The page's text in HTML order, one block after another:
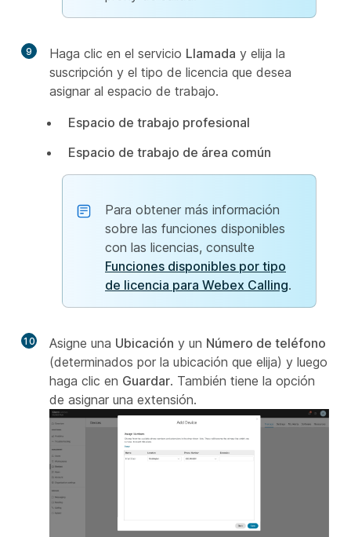
9 Haga clic en el servicio Llamada y elija la
suscripción y el tipo de licencia que desea
asignar al espacio de trabajo.
Espacio de trabajo profesional
Espacio de trabajo de área común
Para obtener más información
sobre las funciones disponibles
con las licencias, consulte
Funciones disponibles por tipo
de licencia para Webex Calling.
10 Asigne una Ubicación y un Número de teléfono
(determinados por la ubicación que elija) y luego
haga clic en Guardar. También tiene la opción
de asignar una extensión.